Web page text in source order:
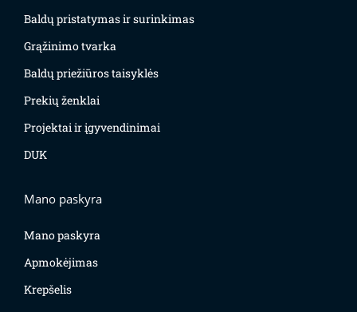
Baldų pristatymas ir surinkimas
Grąžinimo tvarka
Baldų priežiūros taisyklės
Prekių ženklai
Projektai ir įgyvendinimai
DUK
Mano paskyra
Mano paskyra
Apmokėjimas
Krepšelis